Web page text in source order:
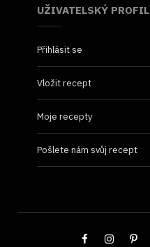
UŽIVATELSKÝ PROFIL
Přihlásit se
Vložit recept
Moje recepty
Pošlete nám svůj recept